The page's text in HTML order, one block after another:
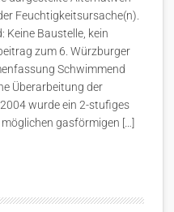
Feuchtigkeitsursache(n).
Keine Baustelle, kein
zum 6. Würzburger
Schwimmend
Überarbeitung der
wurde ein 2-stufiges
gasförmigen […]